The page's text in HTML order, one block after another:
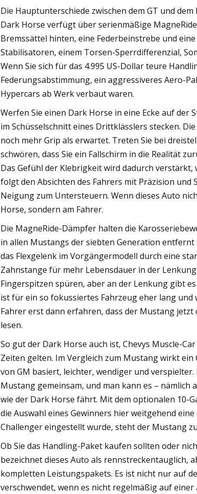
Die Hauptunterschiede zwischen dem GT und
Dark Horse verfügt über serienmäßige
Bremssättel hinten, eine Federbeinstrebe und
Stabilisatoren, einem Torsen-Sperrdifferenzial,
Wenn Sie sich für das 4.995 US-Dollar teure
Federungsabstimmung, ein aggressiveres Aero-
Hypercars ab Werk verbaut waren.
Werfen Sie einen Dark Horse in eine Ecke auf der
im Schüsselschnitt eines Drittklässlers stecken.
noch mehr Grip als erwartet. Treten Sie bei
schwören, dass Sie ein Fallschirm in die Realität
Das Gefühl der Klebrigkeit wird dadurch
folgt den Absichten des Fahrers mit Präzision
Neigung zum Untersteuern. Wenn dieses Auto
Horse, sondern am Fahrer.
Die MagneRide-Dämpfer halten die
in allen Mustangs der siebten Generation entfernt
das Flexgelenk im Vorgängermodell durch eine
Zahnstange für mehr Lebensdauer in der
Fingerspitzen spüren, aber an der Lenkung gibt
ist für ein so fokussiertes Fahrzeug eher lang und
Fahrer erst dann erfahren, dass der Mustang
lesen.
So gut der Dark Horse auch ist, Chevys Muscle-
Zeiten gelten. Im Vergleich zum Mustang wirkt
von GM basiert, leichter, wendiger und
Mustang gemeinsam, und man kann es –
wie der Dark Horse fährt. Mit dem optionalen 10-
die Auswahl eines Gewinners hier weitgehend
Challenger eingestellt wurde, steht der Mustang
Ob Sie das Handling-Paket kaufen sollten oder
bezeichnet dieses Auto als rennstreckentauglich,
kompletten Leistungspakets. Es ist nicht nur auf
verschwendet, wenn es nicht regelmäßig auf